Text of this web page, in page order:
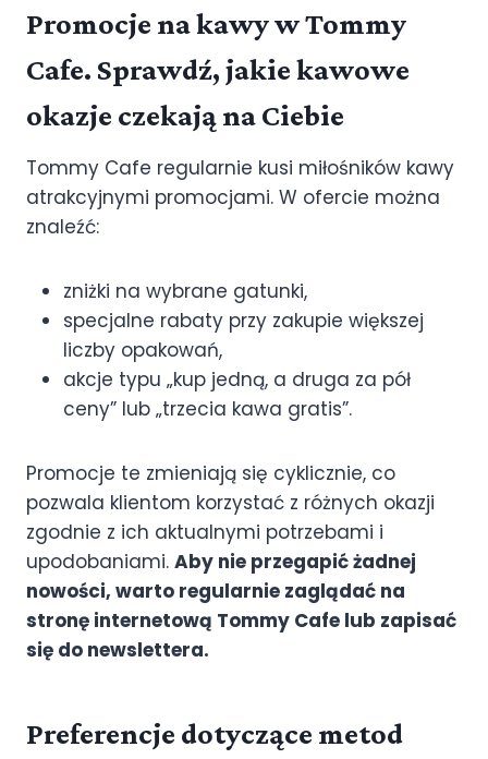
Promocje na kawy w Tommy
Cafe. Sprawdź, jakie kawowe
okazje czekają na Ciebie
Tommy Cafe regularnie kusi miłośników kawy
atrakcyjnymi promocjami. W ofercie można
znaleźć:
zniżki na wybrane gatunki,
specjalne rabaty przy zakupie większej
liczby opakowań,
akcje typu „kup jedną, a druga za pół
ceny” lub „trzecia kawa gratis”.
Promocje te zmieniają się cyklicznie, co
pozwala klientom korzystać z różnych okazji
zgodnie z ich aktualnymi potrzebami i
upodobaniami. Aby nie przegapić żadnej
nowości, warto regularnie zaglądać na
stronę internetową Tommy Cafe lub zapisać
się do newslettera.
Preferencje dotyczące metod